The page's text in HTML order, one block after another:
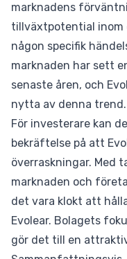
marknadens
tillväxtpotential inom
någon specifik
marknaden har sett
senaste åren, och
nytta av denna trend.
För investerare kan
bekräftelse på att
överraskningar. Med
marknaden och
det vara klokt att
Evolear. Bolagets
gör det till en